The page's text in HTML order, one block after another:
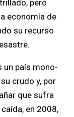
pero
economía de
su recurso
crudo y, por
que sufra
en 2008,